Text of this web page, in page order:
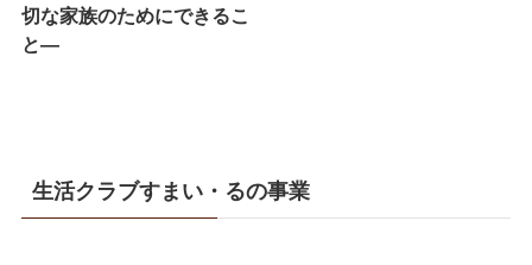
切な家族のためにできるこ
と—
生活クラブすまい・るの事業